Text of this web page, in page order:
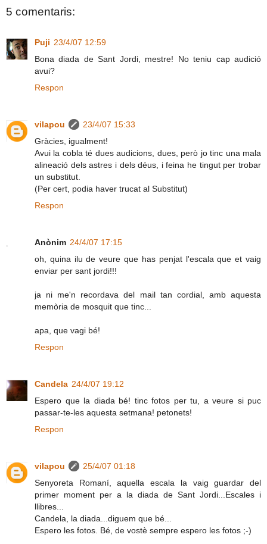
5 comentaris:
Puji 23/4/07 12:59
Bona diada de Sant Jordi, mestre! No teniu cap audició
avui?
Respon
vilapou
23/4/07 15:33
Gràcies, igualment!
Avui la cobla té dues audicions, dues, però jo tinc una mala
alineació dels astres i dels déus, i feina he tingut per trobar
un substitut.
(Per cert, podia haver trucat al Substitut)
Respon
Anònim 24/4/07 17:15
oh, quina ilu de veure que has penjat l'escala que et vaig
enviar per sant jordi!!!
ja ni me'n recordava del mail tan cordial, amb aquesta
memòria de mosquit que tinc...
apa, que vagi bé!
Respon
Candela 24/4/07 19:12
Espero que la diada bé! tinc fotos per tu, a veure si puc
passar-te-les aquesta setmana! petonets!
Respon
vilapou
25/4/07 01:18
Senyoreta Romaní, aquella escala la vaig guardar del
primer moment per a la diada de Sant Jordi...Escales i
llibres...
Candela, la diada...diguem que bé...
Espero les fotos. Bé, de vostè sempre espero les fotos ;-)